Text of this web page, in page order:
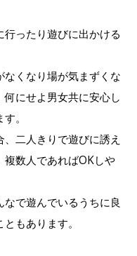
ったり遊びに出かける
くなり場が気まずくな
にせよ男女共に安心し
。
二人きりで遊びに誘え
複数人であればOKしや
で遊んでいるうちに良
もあります。